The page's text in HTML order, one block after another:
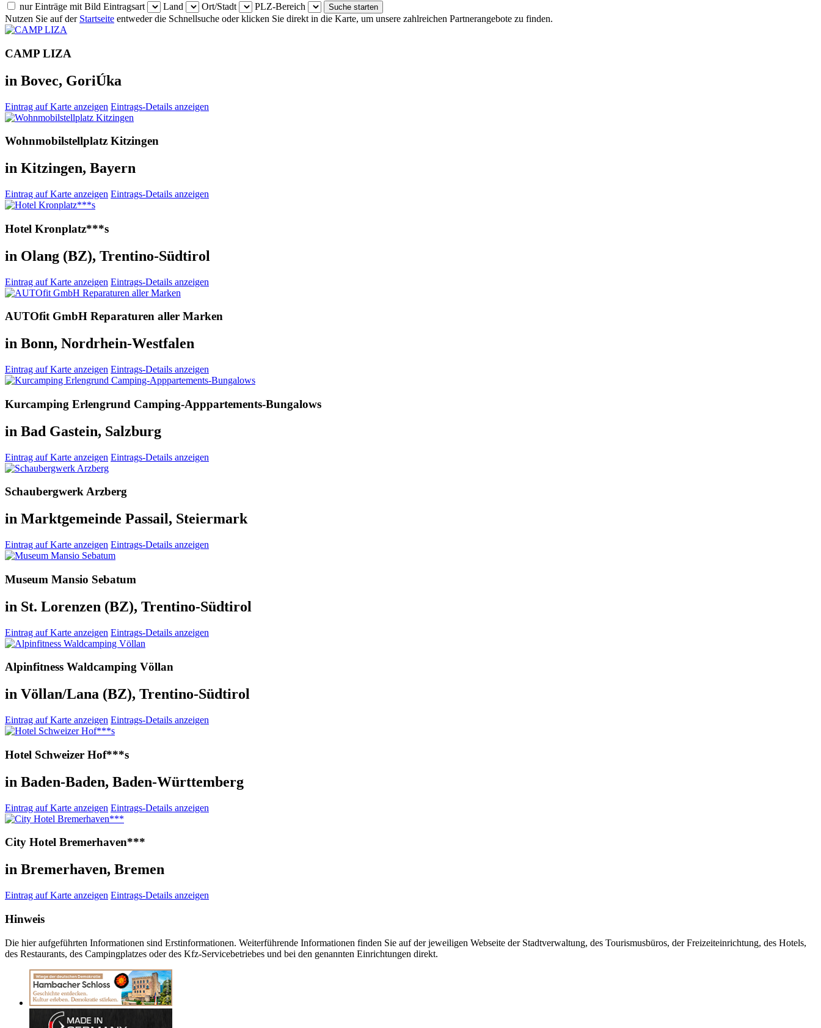
nur Einträge mit Bild Eintragsart Land Ort/Stadt
PLZ-Bereich
Nutzen Sie auf der Startseite entweder die Schnellsuche oder klicken Sie direkt in die Karte, um unsere zahlreichen Partnerangebote zu finden.
CAMP LIZA
in Bovec, GoriÚka
Eintrag auf Karte anzeigen Eintrags-Details anzeigen
Wohnmobilstellplatz Kitzingen
in Kitzingen, Bayern
Eintrag auf Karte anzeigen Eintrags-Details anzeigen
Hotel Kronplatz***s
in Olang (BZ), Trentino-Südtirol
Eintrag auf Karte anzeigen Eintrags-Details anzeigen
AUTOfit GmbH Reparaturen aller Marken
in Bonn, Nordrhein-Westfalen
Eintrag auf Karte anzeigen Eintrags-Details anzeigen
Kurcamping Erlengrund Camping-Apppartements-Bungalows
in Bad Gastein, Salzburg
Eintrag auf Karte anzeigen Eintrags-Details anzeigen
Schaubergwerk Arzberg
in Marktgemeinde Passail, Steiermark
Eintrag auf Karte anzeigen Eintrags-Details anzeigen
Museum Mansio Sebatum
in St. Lorenzen (BZ), Trentino-Südtirol
Eintrag auf Karte anzeigen Eintrags-Details anzeigen
Alpinfitness Waldcamping Völlan
in Völlan/Lana (BZ), Trentino-Südtirol
Eintrag auf Karte anzeigen Eintrags-Details anzeigen
Hotel Schweizer Hof***s
in Baden-Baden, Baden-Württemberg
Eintrag auf Karte anzeigen Eintrags-Details anzeigen
City Hotel Bremerhaven***
in Bremerhaven, Bremen
Eintrag auf Karte anzeigen Eintrags-Details anzeigen
Hinweis
Die hier aufgeführten Informationen sind Erstinformationen. Weiterführende Informationen finden Sie auf der jeweiligen Webseite der Stadtverwaltung, des Tourismusbüros, der Freizeiteinrichtung, des Hotels,
des Restaurants, des Campingplatzes oder des Kfz-Servicebetriebes und bei den genannten Einrichtungen direkt.